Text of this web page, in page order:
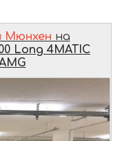
Мюнхен на
Long 4MATIC